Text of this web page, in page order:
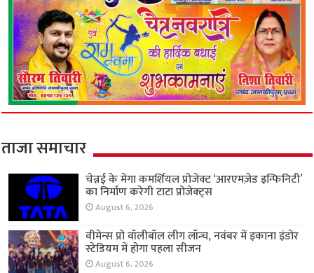
ताजा समाचार
चेन्नई के मेगा कमर्शियल प्रोजेक्ट ‘आरएमज़ेड इन्फिनिटी’
का निर्माण करेगी टाटा प्रोजेक्ट्स
August 6, 2026
वीमेन्स प्रो वॉलीबॉल लीग लॉन्च, नवंबर में इकाना इंडोर
स्टेडियम में होगा पहला सीजन
August 6, 2026